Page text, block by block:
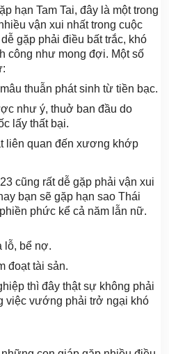
hạn Tam Tai, đây là một trong
vận xui nhất trong cuộc
gặp phải điều bất trắc, khó
công như mong đợi. Một số
thuẫn phát sinh từ tiền bạc.
như ý, thuở ban đầu do
lấy thất bại.
liên quan đến xương khớp
cũng rất dễ gặp phải vận xui
bạn sẽ gặp hạn sao Thái
phức kể cả năm lẫn nữ.
lỗ, bể nợ.
đoạt tài sản.
thì đây thật sự không phải
việc vướng phải trở ngại khó